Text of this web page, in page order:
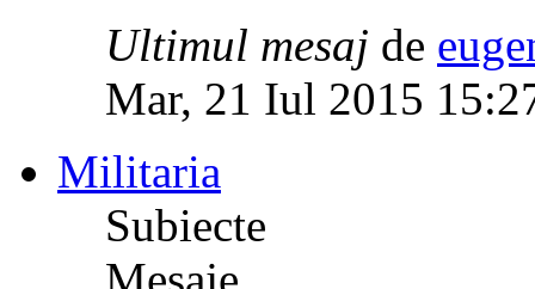
Ultimul mesaj de
Mar, 21 Iul 2015
Militaria
Subiecte